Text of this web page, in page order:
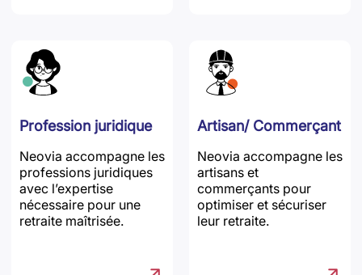
Profession juridique
Neovia accompagne les
professions juridiques
avec l’expertise
nécessaire pour une
retraite maîtrisée.
Artisan/ Commerçant
Neovia accompagne les
artisans et
commerçants pour
optimiser et sécuriser
leur retraite.